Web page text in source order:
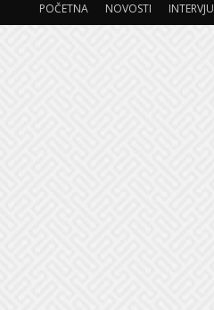
POČETNA NOVOSTI INTERVJU